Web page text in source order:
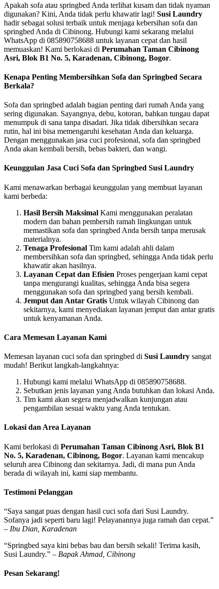
Apakah sofa atau springbed Anda terlihat kusam dan tidak nyaman
digunakan? Kini, Anda tidak perlu khawatir lagi! Susi Laundry
hadir sebagai solusi terbaik untuk menjaga kebersihan sofa dan
springbed Anda di Cibinong. Hubungi kami sekarang melalui
WhatsApp di 085890758688 untuk layanan cepat dan hasil
memuaskan! Kami berlokasi di Perumahan Taman Cibinong
Asri, Blok B1 No. 5, Karadenan, Cibinong, Bogor.
Kenapa Penting Membersihkan Sofa dan Springbed Secara
Berkala?
Sofa dan springbed adalah bagian penting dari rumah Anda yang
sering digunakan. Sayangnya, debu, kotoran, bahkan tungau dapat
menumpuk di sana tanpa disadari. Jika tidak dibersihkan secara
rutin, hal ini bisa memengaruhi kesehatan Anda dan keluarga.
Dengan menggunakan jasa cuci profesional, sofa dan springbed
Anda akan kembali bersih, bebas bakteri, dan wangi.
Keunggulan Jasa Cuci Sofa dan Springbed Susi Laundry
Kami menawarkan berbagai keunggulan yang membuat layanan
kami berbeda:
Hasil Bersih Maksimal Kami menggunakan peralatan
modern dan bahan pembersih ramah lingkungan untuk
memastikan sofa dan springbed Anda bersih tanpa merusak
materialnya.
Tenaga Profesional Tim kami adalah ahli dalam
membersihkan sofa dan springbed, sehingga Anda tidak perlu
khawatir akan hasilnya.
Layanan Cepat dan Efisien Proses pengerjaan kami cepat
tanpa mengurangi kualitas, sehingga Anda bisa segera
menggunakan sofa dan springbed yang bersih kembali.
Jemput dan Antar Gratis Untuk wilayah Cibinong dan
sekitarnya, kami menyediakan layanan jemput dan antar gratis
untuk kenyamanan Anda.
Cara Memesan Layanan Kami
Memesan layanan cuci sofa dan springbed di Susi Laundry sangat
mudah! Berikut langkah-langkahnya:
Hubungi kami melalui WhatsApp di 085890758688.
Sebutkan jenis layanan yang Anda butuhkan dan lokasi Anda.
Tim kami akan segera menjadwalkan kunjungan atau
pengambilan sesuai waktu yang Anda tentukan.
Lokasi dan Area Layanan
Kami berlokasi di Perumahan Taman Cibinong Asri, Blok B1
No. 5, Karadenan, Cibinong, Bogor. Layanan kami mencakup
seluruh area Cibinong dan sekitarnya. Jadi, di mana pun Anda
berada di wilayah ini, kami siap membantu.
Testimoni Pelanggan
“Saya sangat puas dengan hasil cuci sofa dari Susi Laundry.
Sofanya jadi seperti baru lagi! Pelayanannya juga ramah dan cepat.”
– Ibu Dian, Karadenan
“Springbed saya kini bebas bau dan bersih sekali! Terima kasih,
Susi Laundry.” – Bapak Ahmad, Cibinong
Pesan Sekarang!